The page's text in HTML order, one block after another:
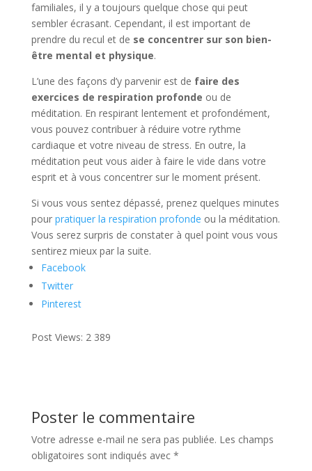
familiales, il y a toujours quelque chose qui peut
sembler écrasant. Cependant, il est important de
prendre du recul et de se concentrer sur son bien-
être mental et physique.
L’une des façons d’y parvenir est de faire des
exercices de respiration profonde ou de
méditation. En respirant lentement et profondément,
vous pouvez contribuer à réduire votre rythme
cardiaque et votre niveau de stress. En outre, la
méditation peut vous aider à faire le vide dans votre
esprit et à vous concentrer sur le moment présent.
Si vous vous sentez dépassé, prenez quelques minutes
pour pratiquer la respiration profonde ou la méditation.
Vous serez surpris de constater à quel point vous vous
sentirez mieux par la suite.
Facebook
Twitter
Pinterest
Post Views: 2 389
Poster le commentaire
Votre adresse e-mail ne sera pas publiée. Les champs
obligatoires sont indiqués avec *